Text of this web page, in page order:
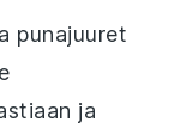
punajuuret
ja